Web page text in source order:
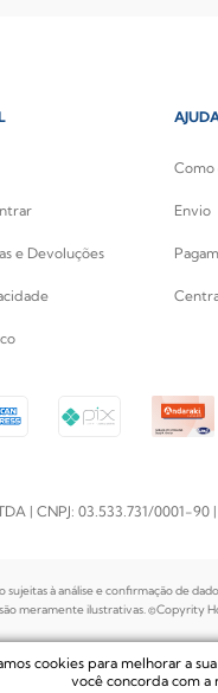
e Devoluções
Envio
| CNPJ: 03.533.731/
à análise e confirmação de
meramente ilustrativas. ©Copyrity
cookies para melhorar a
você concorda com a